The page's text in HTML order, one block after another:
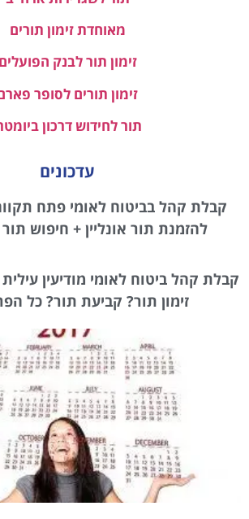
מאוחדת זימון תורים
זימון תור לבנק הפועלים
זימון תורים לסופר
תור לחידוש דרכון
עדכונים
קבלת קהל בביטוח לאומי פתח
להזמנת תור אונליין + חיפוש תור
קבלת קהל ביטוח לאומי מודיעין עילית
זימון תור? קביעת תור? כל